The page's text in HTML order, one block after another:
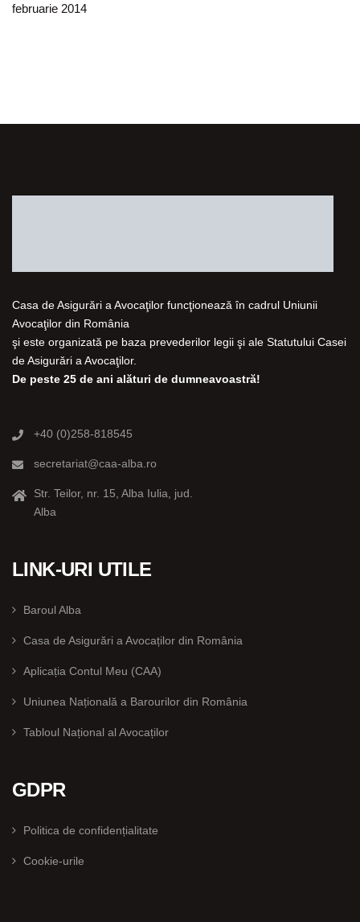
februarie 2014
Casa de Asigurări a Avocaţilor funcţionează în cadrul Uniunii
Avocaţilor din România
şi este organizată pe baza prevederilor legii şi ale Statutului Casei
de Asigurări a Avocaţilor.
De peste 25 de ani alături de dumneavoastră!
+40 (0)258-818545
secretariat@caa-alba.ro
Str. Teilor, nr. 15, Alba Iulia, jud.
Alba
LINK-URI UTILE
Baroul Alba
Casa de Asigurări a Avocaților din România
Aplicația Contul Meu (CAA)
Uniunea Națională a Barourilor din România
Tabloul Național al Avocaților
GDPR
Politica de confidențialitate
Cookie-urile